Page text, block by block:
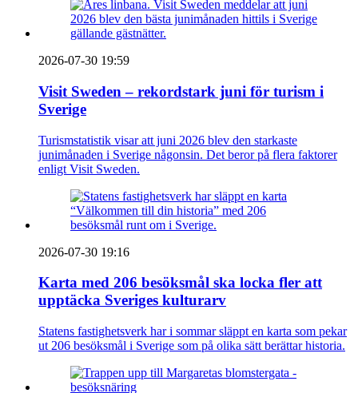
2026-07-30 19:59
Visit Sweden – rekordstark juni för turism i
Sverige
Turismstatistik visar att juni 2026 blev den starkaste
junimånaden i Sverige någonsin. Det beror på flera faktorer
enligt Visit Sweden.
2026-07-30 19:16
Karta med 206 besöksmål ska locka fler att
upptäcka Sveriges kulturarv
Statens fastighetsverk har i sommar släppt en karta som pekar
ut 206 besöksmål i Sverige som på olika sätt berättar historia.